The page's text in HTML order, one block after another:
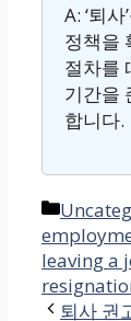
A: ‘퇴
정책을
절차를
기간을
합니다.
카
테
고
리
leaving a
퇴사 권